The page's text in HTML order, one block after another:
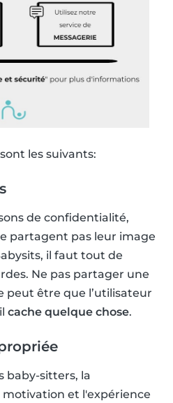
les suivants:
de confidentialité,
partagent pas leur image
il faut tout de
Ne pas partager une
peut être que l’utilisateur
cache quelque chose.
baby-sitters, la
et l'expérience